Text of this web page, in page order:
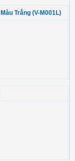
Trắng (V-M001L)